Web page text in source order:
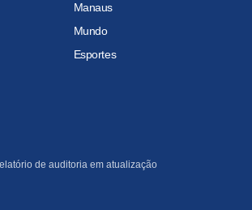
Manaus
Mundo
Esportes
de auditoria em atualização